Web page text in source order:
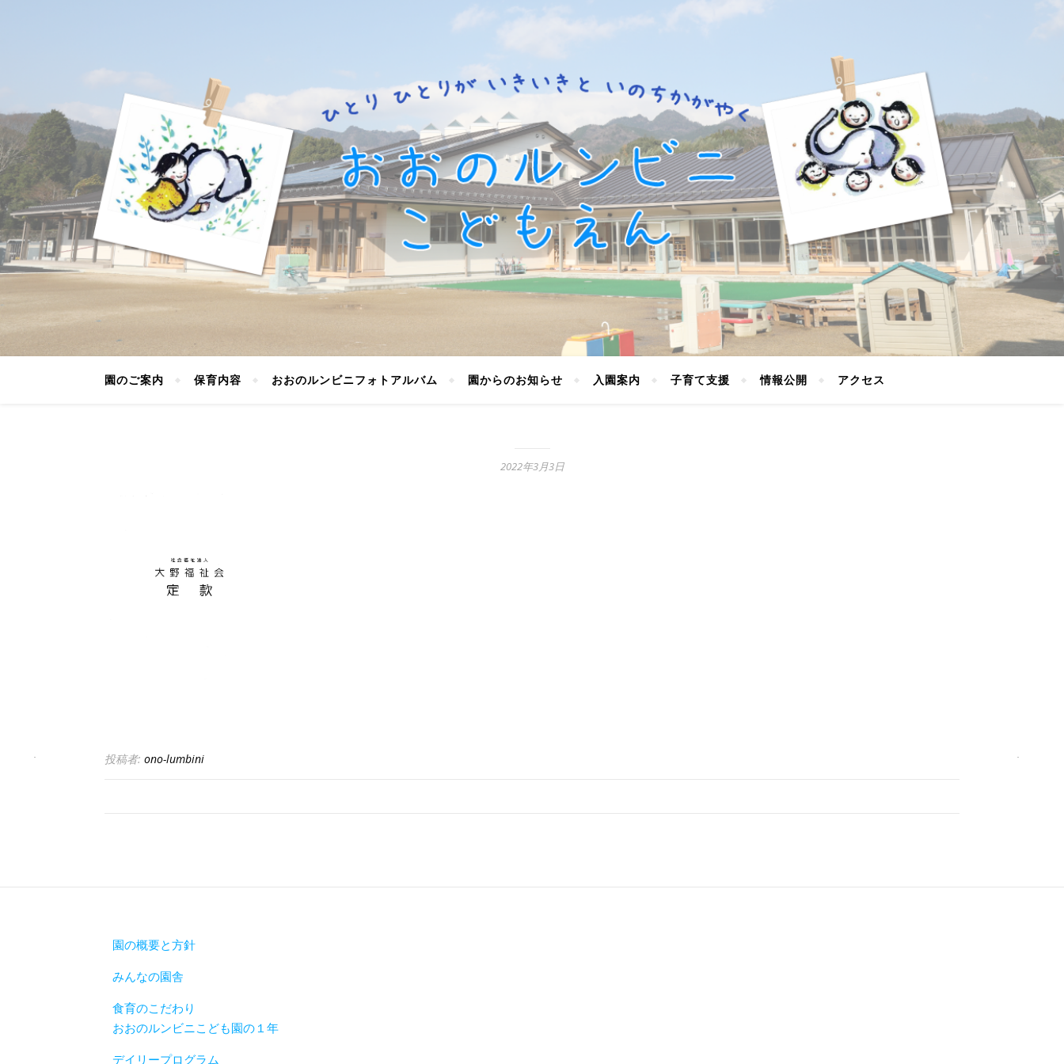
園のご案内 保育内容 おおのルンビニフォトアルバム 園からのお知らせ 入園案内 子育て支援 情報公開 アクセス
2022年3月3日
投稿者: ono-lumbini
園の概要と方針
みんなの園舎
食育のこだわり
おおのルンビニこども園の１年
デイリープログラム